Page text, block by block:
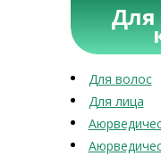
Для
Для волос
Для лица